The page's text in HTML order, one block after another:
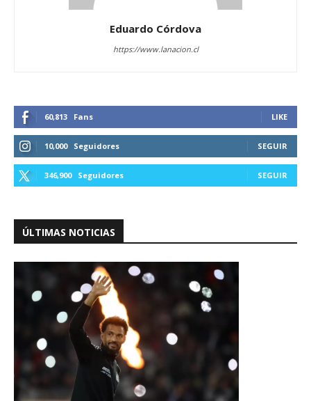
Eduardo Córdova
https://www.lanacion.cl
60,813 Fans LIKE
10,000 Seguidores SEGUIR
346,900 Seguidores SEGUIR
ÚLTIMAS NOTICIAS